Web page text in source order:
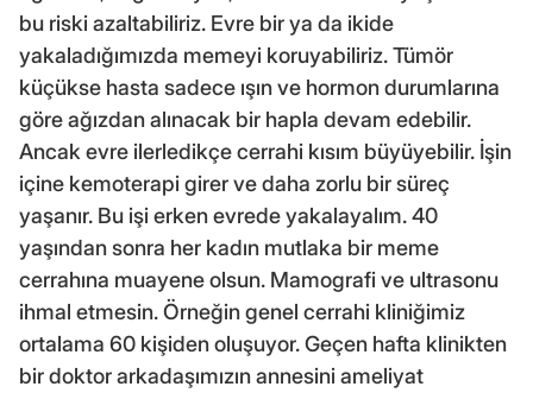
bu riski azaltabiliriz. Evre bir ya da ikide
yakaladığımızda memeyi koruyabiliriz. Tümör
küçükse hasta sadece ışın ve hormon durumlarına
göre ağızdan alınacak bir hapla devam edebilir.
Ancak evre ilerledikçe cerrahi kısım büyüyebilir. İşin
içine kemoterapi girer ve daha zorlu bir süreç
yaşanır. Bu işi erken evrede yakalayalım. 40
yaşından sonra her kadın mutlaka bir meme
cerrahına muayene olsun. Mamografi ve ultrasonu
ihmal etmesin. Örneğin genel cerrahi kliniğimiz
ortalama 60 kişiden oluşuyor. Geçen hafta klinikten
bir doktor arkadaşımızın annesini ameliyat